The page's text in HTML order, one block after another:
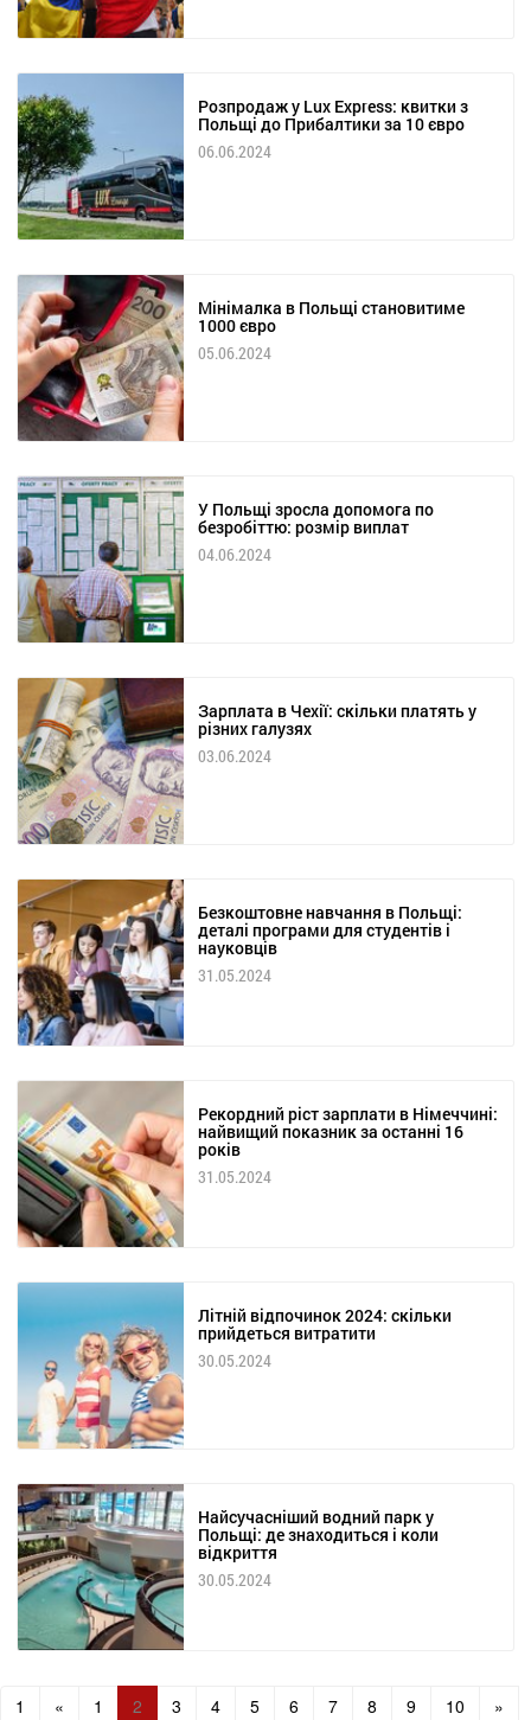
Розпродаж у Lux Express: квитки з
Польщі до Прибалтики за 10 євро
06.06.2024
Мінімалка в Польщі становитиме
1000 євро
05.06.2024
У Польщі зросла допомога по
безробіттю: розмір виплат
04.06.2024
Зарплата в Чехії: скільки платять у
різних галузях
03.06.2024
Безкоштовне навчання в Польщі:
деталі програми для студентів і
науковців
31.05.2024
Рекордний ріст зарплати в Німеччині:
найвищий показник за останні 16
років
31.05.2024
Літній відпочинок 2024: скільки
прийдеться витратити
30.05.2024
Найсучасніший водний парк у
Польщі: де знаходиться і коли
відкриття
30.05.2024
1 « 1 2 3 4 5 6 7 8 9 10 »